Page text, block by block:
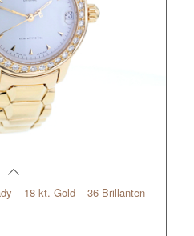
– 18 kt. Gold – 36 Brillanten